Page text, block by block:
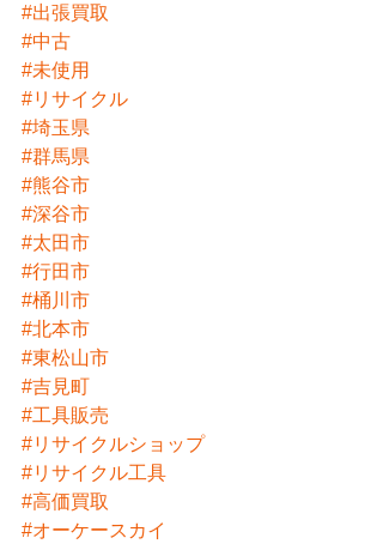
#出張買取
#中古
#未使用
#リサイクル
#埼玉県
#群馬県
#熊谷市
#深谷市
#太田市
#行田市
#桶川市
#北本市
#東松山市
#吉見町
#工具販売
#リサイクルショップ
#リサイクル工具
#高価買取
#オーケースカイ